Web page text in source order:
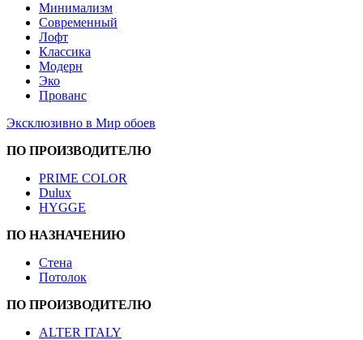
Минимализм
Современный
Лофт
Классика
Модерн
Эко
Прованс
Эксклюзивно в Мир обоев
ПО ПРОИЗВОДИТЕЛЮ
PRIME COLOR
Dulux
HYGGE
ПО НАЗНАЧЕНИЮ
Стена
Потолок
ПО ПРОИЗВОДИТЕЛЮ
ALTER ITALY